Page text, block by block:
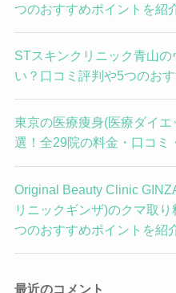
つのおすすめポイントを紹
STスキンクリニック青山
い？口コミ評判や5つのお
東京の医療痩身(医療ダイ
選！全29院の料金・口コミ
Original Beauty Clinic
リニックギンザ)のクマ取
つのおすすめポイントを紹
最近のコメント